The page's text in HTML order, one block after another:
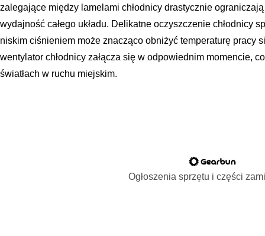
zalegające między lamelami chłodnicy drastycznie
wydajność całego układu. Delikatne oczyszczenie chłodnicy
niskim ciśnieniem może znacząco obniżyć temperaturę pracy
wentylator chłodnicy załącza się w odpowiednim momencie,
światłach w ruchu miejskim.
Ogłoszenia sprzętu i części